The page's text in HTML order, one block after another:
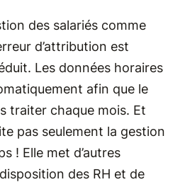
des salariés comme
d’attribution est
Les données horaires
afin que le
traiter chaque mois. Et
pas seulement la gestion
! Elle met d’autres
des RH et de